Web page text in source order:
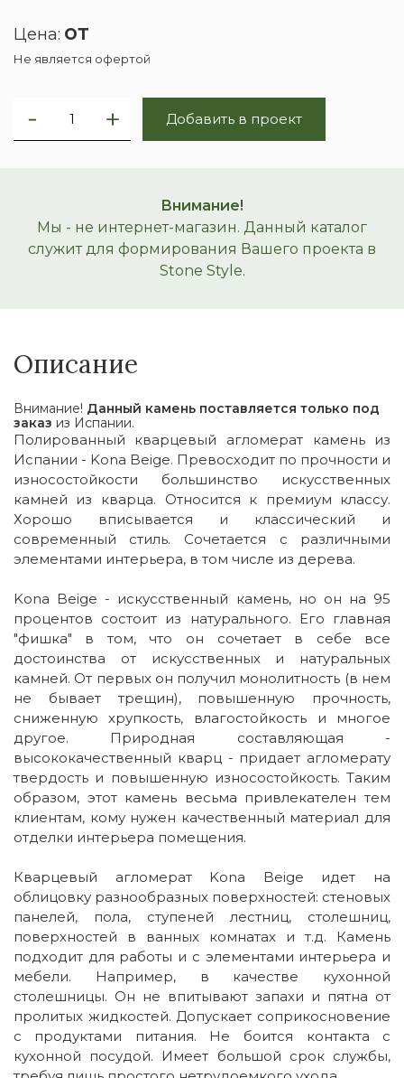
Цена: от
Не является офертой
Добавить в проект
Внимание!
Мы - не интернет-магазин. Данный каталог
служит для формирования Вашего проекта в
Stone Style.
Описание
Внимание! Данный камень поставляется только под
заказ из Испании.
Полированный кварцевый агломерат камень из
Испании - Kona Beige. Превосходит по прочности и
износостойкости большинство искусственных
камней из кварца. Относится к премиум классу.
Хорошо вписывается и классический и
современный стиль. Сочетается с различными
элементами интерьера, в том числе из дерева.
Kona Beige - искусственный камень, но он на 95
процентов состоит из натурального. Его главная
"фишка" в том, что он сочетает в себе все
достоинства от искусственных и натуральных
камней. От первых он получил монолитность (в нем
не бывает трещин), повышенную прочность,
сниженную хрупкость, влагостойкость и многое
другое. Природная составляющая -
высококачественный кварц - придает агломерату
твердость и повышенную износостойкость. Таким
образом, этот камень весьма привлекателен тем
клиентам, кому нужен качественный материал для
отделки интерьера помещения.
Кварцевый агломерат Kona Beige идет на
облицовку разнообразных поверхностей: стеновых
панелей, пола, ступеней лестниц, столешниц,
поверхностей в ванных комнатах и т.д. Камень
подходит для работы и с элементами интерьера и
мебели. Например, в качестве кухонной
столешницы. Он не впитывают запахи и пятна от
пролитых жидкостей. Допускает соприкосновение
с продуктами питания. Не боится контакта с
кухонной посудой. Имеет большой срок службы,